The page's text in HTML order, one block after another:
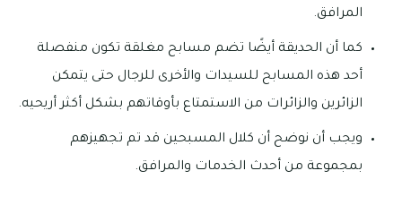
المرافق.
كما أن الحديقة أيضًا تضم مسابح مغلقة تكون منفصلة
أحد هذه المسابح للسيدات والأخرى للرجال حتى يتمكن
الزائرين والزائرات من الاستمتاع بأوقاتهم بشكل أكثر أريحيه.
ويجب أن نوضح أن كلال المسبحين قد تم تجهيزهم
بمجموعة من أحدث الخدمات والمرافق.